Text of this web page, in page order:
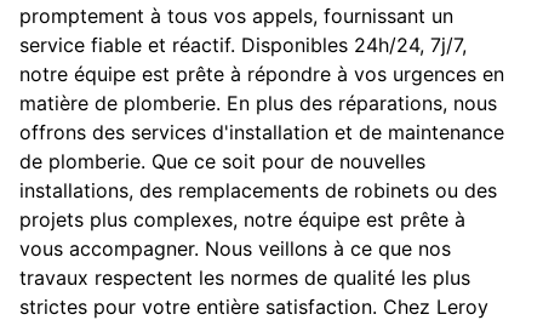
promptement à tous vos appels, fournissant un
service fiable et réactif. Disponibles 24h/24, 7j/7,
notre équipe est prête à répondre à vos urgences en
matière de plomberie. En plus des réparations, nous
offrons des services d'installation et de maintenance
de plomberie. Que ce soit pour de nouvelles
installations, des remplacements de robinets ou des
projets plus complexes, notre équipe est prête à
vous accompagner. Nous veillons à ce que nos
travaux respectent les normes de qualité les plus
strictes pour votre entière satisfaction. Chez Leroy